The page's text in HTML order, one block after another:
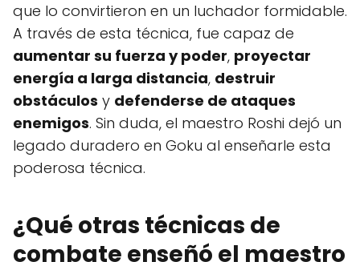
que lo convirtieron en un luchador formidable.
A través de esta técnica, fue capaz de
aumentar su fuerza y poder, proyectar
energía a larga distancia, destruir
obstáculos y defenderse de ataques
enemigos. Sin duda, el maestro Roshi dejó un
legado duradero en Goku al enseñarle esta
poderosa técnica.
¿Qué otras técnicas de
combate enseñó el maestro